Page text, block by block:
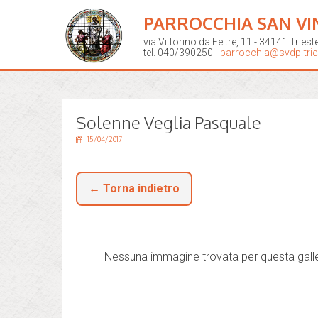
PARROCCHIA SAN
via Vittorino da Feltre, 11 - 34141
tel. 040/390250 - parrocchia@svdp-
Solenne Veglia Pasquale
15/04/2017
← Torna indietro
Nessuna immagine trovata per questa